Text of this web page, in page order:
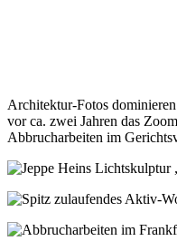
Architektur-Fotos
vor ca. zwei Jahren das
Abbrucharbeiten im